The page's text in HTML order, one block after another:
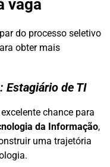
vaga
do processo seletivo
obter mais
Estagiário de TI
chance para
da Informação,
uma trajetória